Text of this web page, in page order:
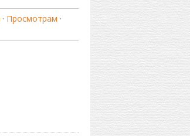
· Просмотрам ·